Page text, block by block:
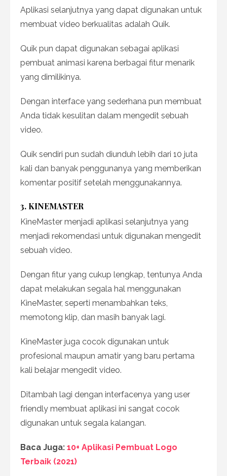
Aplikasi selanjutnya yang dapat digunakan untuk
membuat video berkualitas adalah Quik.
Quik pun dapat digunakan sebagai aplikasi
pembuat animasi karena berbagai fitur menarik
yang dimilikinya.
Dengan interface yang sederhana pun membuat
Anda tidak kesulitan dalam mengedit sebuah
video.
Quik sendiri pun sudah diunduh lebih dari 10 juta
kali dan banyak penggunanya yang memberikan
komentar positif setelah menggunakannya.
3. KINEMASTER
KineMaster menjadi aplikasi selanjutnya yang
menjadi rekomendasi untuk digunakan mengedit
sebuah video.
Dengan fitur yang cukup lengkap, tentunya Anda
dapat melakukan segala hal menggunakan
KineMaster, seperti menambahkan teks,
memotong klip, dan masih banyak lagi.
KineMaster juga cocok digunakan untuk
profesional maupun amatir yang baru pertama
kali belajar mengedit video.
Ditambah lagi dengan interfacenya yang user
friendly membuat aplikasi ini sangat cocok
digunakan untuk segala kalangan.
Baca Juga: 10+ Aplikasi Pembuat Logo
Terbaik (2021)